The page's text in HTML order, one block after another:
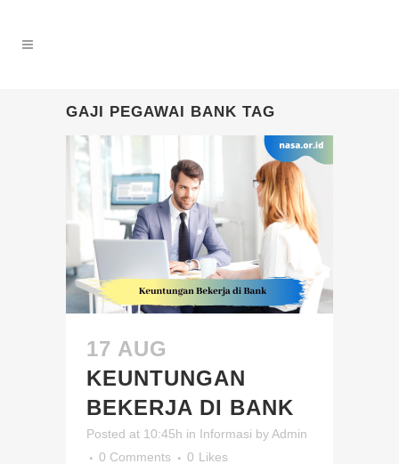
GAJI PEGAWAI BANK TAG
17 AUG
KEUNTUNGAN
BEKERJA DI BANK
Posted at 10:45h in Informasi byAdmin
0 Comments
0 Likes